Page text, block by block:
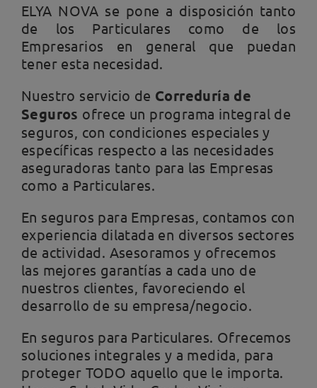
ELYA NOVA se pone a disposición tanto
de los Particulares como de los
Empresarios en general que puedan
tener esta necesidad.
Nuestro servicio de Correduría de
Seguros ofrece un programa integral de
seguros, con condiciones especiales y
específicas respecto a las necesidades
aseguradoras tanto para las Empresas
como a Particulares.
En seguros para Empresas, contamos con
experiencia dilatada en diversos sectores
de actividad. Asesoramos y ofrecemos
las mejores garantías a cada uno de
nuestros clientes, favoreciendo el
desarrollo de su empresa/negocio.
En seguros para Particulares. Ofrecemos
soluciones integrales y a medida, para
proteger TODO aquello que le importa.